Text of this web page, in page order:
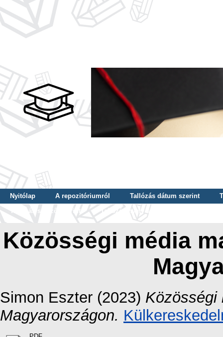
Nyitólap A repozitóriumról Tallózás dátum szerint
Tallózás szerző szerint
Tallózás nyelv szerint
Közösségi média
Simon Eszter (2023) Közösségi
Magyarországon.